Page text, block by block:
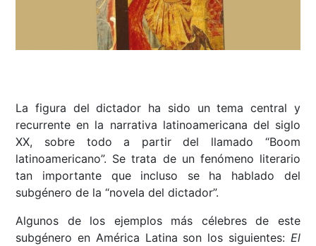
La figura del dictador ha sido un tema central y
recurrente en la narrativa latinoamericana del siglo
XX, sobre todo a partir del llamado “Boom
latinoamericano”. Se trata de un fenómeno literario
tan importante que incluso se ha hablado del
subgénero de la “novela del dictador”.
Algunos de los ejemplos más célebres de este
subgénero en América Latina son los siguientes: El